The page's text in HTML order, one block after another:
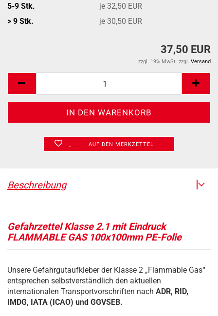
5-9 Stk.
je 32,50 EUR
> 9 Stk.
je 30,50 EUR
37,50 EUR
zzgl. 19% MwSt. zzgl. Versand
AUF DEN MERKZETTEL
Beschreibung
Gefahrzettel Klasse 2.1 mit Eindruck
FLAMMABLE GAS 100x100mm PE-Folie
Unsere Gefahrgutaufkleber der Klasse 2 „Flammable Gas“
entsprechen selbstverständlich den aktuellen
internationalen Transportvorschriften nach ADR, RID,
IMDG, IATA (ICAO) und GGVSEB.